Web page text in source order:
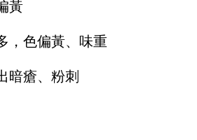
黃
，色偏黃、味重
暗瘡、粉刺